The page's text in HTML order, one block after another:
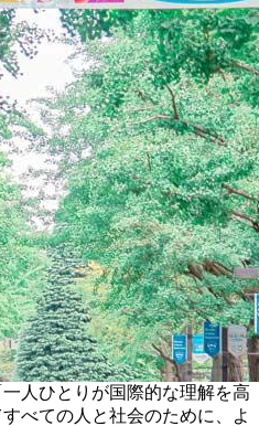
人ひとりが国際的な理解を高
べての人と社会のために、よ